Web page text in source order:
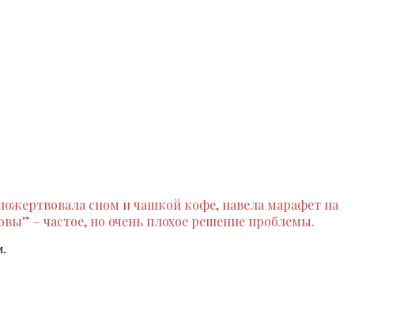
сном и чашкой кофе, навела марафет на
– частое, но очень плохое решение проблемы.